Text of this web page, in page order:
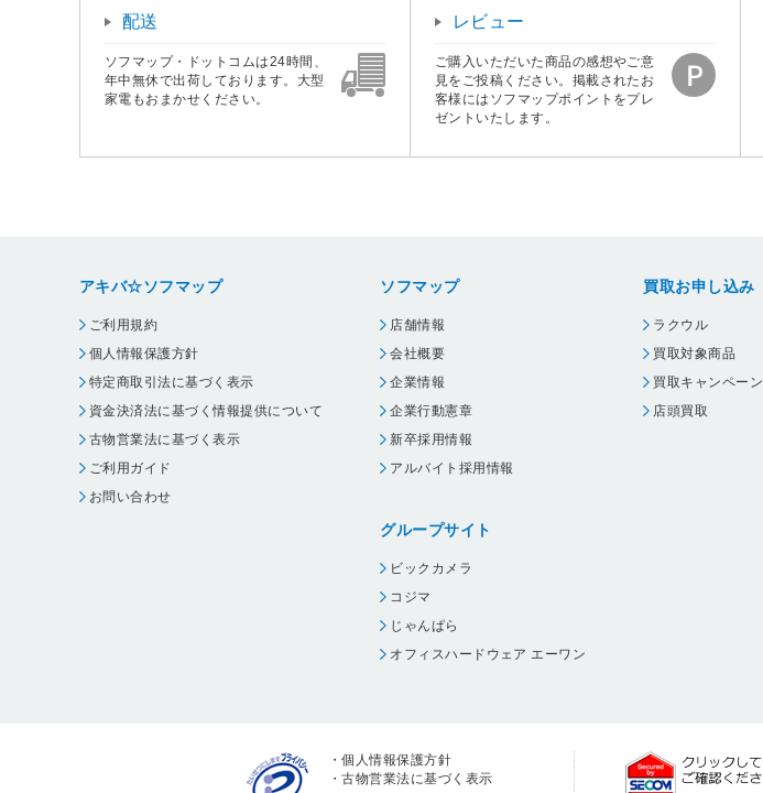
配送
ソフマップ・ドットコムは24時間、
年中無休で出荷しております。大型
家電もおまかせください。
レビュー
ご購入いただいた商品の感想やご意
見をご投稿ください。掲載されたお
客様にはソフマップポイントをプレ
ゼントいたします。
アキバ☆ソフマップ
ご利用規約
個人情報保護方針
特定商取引法に基づく表示
資金決済法に基づく情報提供について
古物営業法に基づく表示
ご利用ガイド
お問い合わせ
ソフマップ
店舗情報
会社概要
企業情報
企業行動憲章
新卒採用情報
アルバイト採用情報
グループサイト
ビックカメラ
コジマ
じゃんぱら
オフィスハードウェア エーワン
買取お申し込み
ラクウル
買取対象商品
買取キャンペーン
店頭買取
・個人情報保護方針
・古物営業法に基づく表示